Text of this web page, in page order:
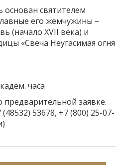
основан святителем
его жемчужины –
(начало XVII века) и
«Свеча Неугасимая огня
часа
предварительной заявке.
53678, +7 (800) 25-07-